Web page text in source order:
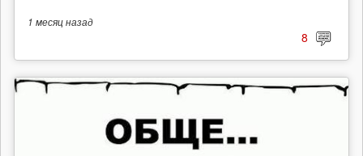
1 месяцназад
8